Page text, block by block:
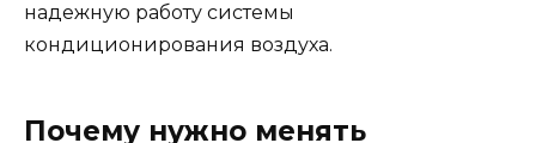
надежную работу системы
кондиционирования воздуха.
Почему нужно менять